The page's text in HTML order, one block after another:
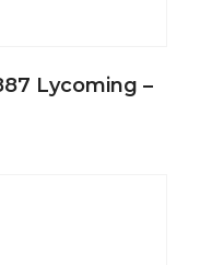
Lycoming –